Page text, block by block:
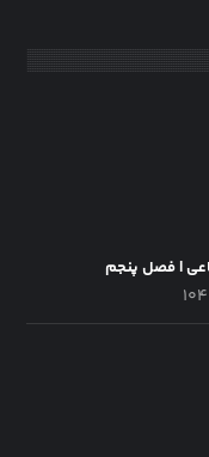
| فصل پنجم
۱۰۴